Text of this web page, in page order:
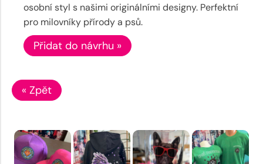
osobní styl s našimi originálními designy. Perfektní
pro milovníky přírody a psů.
Přidat do návrhu »
« Zpět